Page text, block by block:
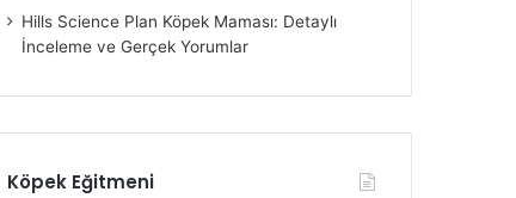
Hills Science Plan Köpek Maması: Detaylı
İnceleme ve Gerçek Yorumlar
Köpek Eğitmeni